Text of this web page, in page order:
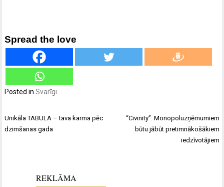
Spread the love
Posted inSvarīgi
Ziņu
izvēlne
Unikāla TABULA – tava karma pēc
dzimšanas gada
“Civinity”: Monopoluzņēmumiem
būtu jābūt pretimnākošākiem
iedzīvotājiem
REKLĀMA